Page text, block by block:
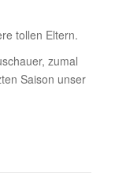
tollen Eltern.
zumal
Saison unser